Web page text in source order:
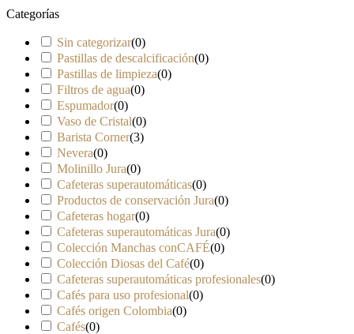
Categorías
Sin categorizar(0)
Pastillas de descalcificación(0)
Pastillas de limpieza(0)
Filtros de agua(0)
Espumador(0)
Vaso de Cristal(0)
Barista Corner(3)
Nevera(0)
Molinillo Jura(0)
Cafeteras superautomáticas(0)
Productos de conservación Jura(0)
Cafeteras hogar(0)
Cafeteras superautomáticas Jura(0)
Colección Manchas conCAFÉ(0)
Colección Diosas del Café(0)
Cafeteras superautomáticas profesionales(0)
Cafés para uso profesional(0)
Cafés origen Colombia(0)
Cafés(0)